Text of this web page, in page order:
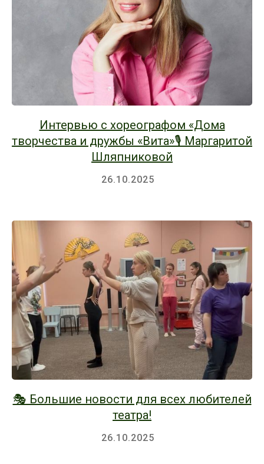
Интервью с хореографом «Дома
творчества и дружбы «Вита»🎙 Маргаритой
Шляпниковой
26.10.2025
🎭 Большие новости для всех любителей
театра!
26.10.2025